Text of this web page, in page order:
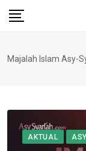
Skip
Majalah Islam Asy-
AKTUAL